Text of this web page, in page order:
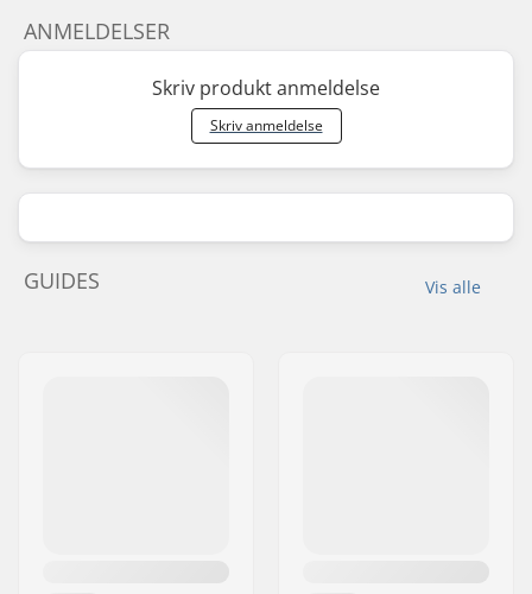
ANMELDELSER
Skriv produkt anmeldelse
Skriv anmeldelse
Vis alle
GUIDES